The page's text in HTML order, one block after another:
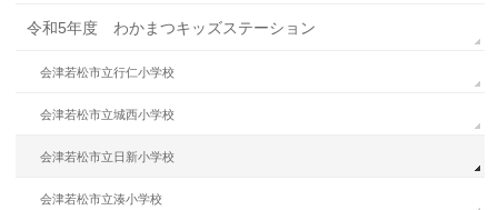
令和5年度 わかまつキッズステーション
会津若松市立行仁小学校
会津若松市立城西小学校
会津若松市立日新小学校
会津若松市立湊小学校